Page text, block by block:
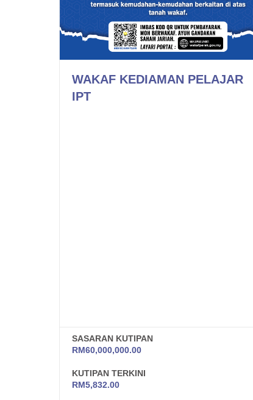
WAKAF KEDIAMAN PELAJAR
IPT
SASARAN KUTIPAN
RM60,000,000.00
KUTIPAN TERKINI
RM5,832.00